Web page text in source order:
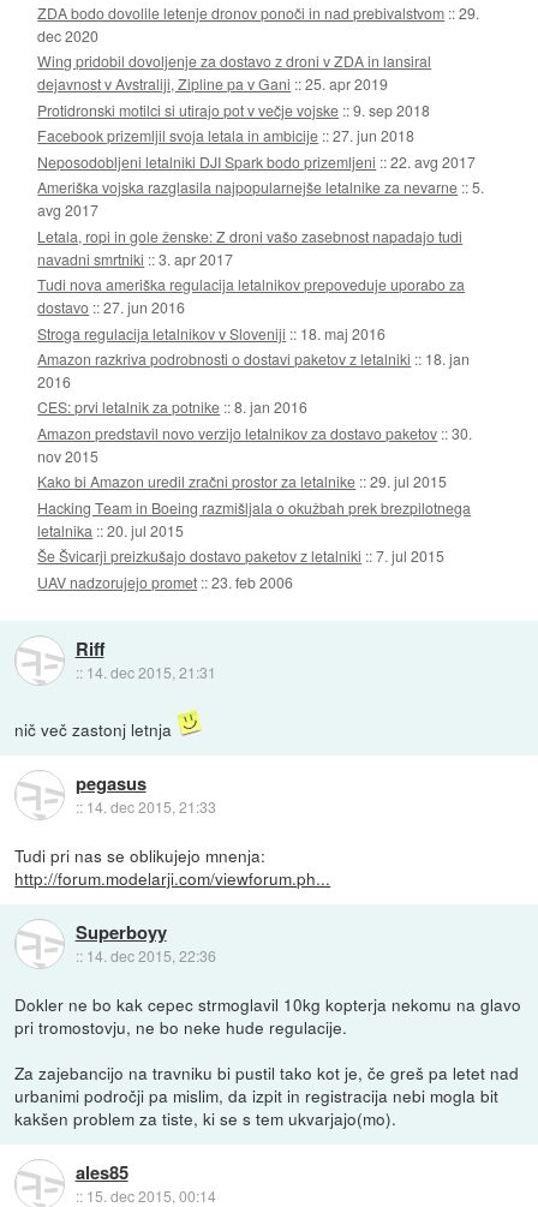
ZDA bodo dovolile letenje dronov ponoči in nad prebivalstvom ::29.
dec 2020
Wing pridobil dovoljenje za dostavo z droni v ZDA in lansiral
dejavnost v Avstraliji, Zipline pa v Gani ::25. apr 2019
Protidronski motilci si utirajo pot v večje vojske ::9. sep 2018
Facebook prizemljil svoja letala in ambicije ::27. jun 2018
Neposodobljeni letalniki DJI Spark bodo prizemljeni ::22. avg 2017
Ameriška vojska razglasila najpopularnejše letalnike za nevarne ::5.
avg 2017
Letala, ropi in gole ženske: Z droni vašo zasebnost napadajo tudi
navadni smrtniki ::3. apr 2017
Tudi nova ameriška regulacija letalnikov prepoveduje uporabo za
dostavo ::27. jun 2016
Stroga regulacija letalnikov v Sloveniji :: 18. maj 2016
Amazon razkriva podrobnosti o dostavi paketov z letalniki :: 18. jan
2016
CES: prvi letalnik za potnike ::8. jan 2016
Amazon predstavil novo verzijo letalnikov za dostavo paketov ::30.
nov 2015
Kako bi Amazon uredil zračni prostor za letalnike ::29. jul 2015
Hacking Team in Boeing razmišljala o okužbah prek brezpilotnega
letalnika ::20. jul 2015
Še Švicarji preizkušajo dostavo paketov z letalniki ::7. jul 2015
UAV nadzorujejo promet ::23. feb 2006
Riff
:: 14. dec 2015, 21:31
nič več zastonj letnja
pegasus
:: 14. dec 2015, 21:33
Tudi pri nas se oblikujejo mnenja:
http://forum.modelarji.com/viewforum.ph...
Superboyy
:: 14. dec 2015, 22:36
Dokler ne bo kak cepec strmoglavil 10kg kopterja nekomu na glavo
pri tromostovju, ne bo neke hude regulacije.
Za zajebancijo na travniku bi pustil tako kot je, če greš pa letet nad
urbanimi področji pa mislim, da izpit in registracija nebi mogla bit
kakšen problem za tiste, ki se s tem ukvarjajo(mo).
ales85
:: 15. dec 2015, 00:14